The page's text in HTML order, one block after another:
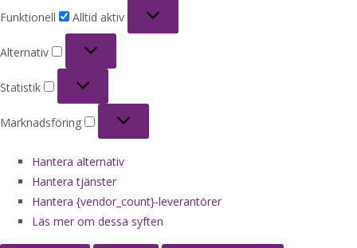
Funktionell
Alltid aktiv
Alternativ
Statistik
Marknadsföring
Hantera alternativ
Hantera tjänster
Hantera {vendor_count}-leverantörer
Läs mer om dessa syften